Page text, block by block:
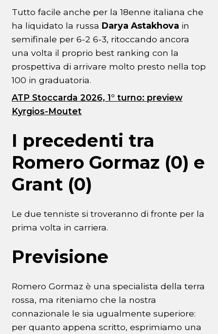
Tutto facile anche per la 18enne italiana che
ha liquidato la russa Darya Astakhova in
semifinale per 6-2 6-3, ritoccando ancora
una volta il proprio best ranking con la
prospettiva di arrivare molto presto nella top
100 in graduatoria.
ATP Stoccarda 2026, 1° turno: preview
Kyrgios-Moutet
I precedenti tra
Romero Gormaz (0) e
Grant (0)
Le due tenniste si troveranno di fronte per la
prima volta in carriera.
Previsione
Romero Gormaz è una specialista della terra
rossa, ma riteniamo che la nostra
connazionale le sia ugualmente superiore:
per quanto appena scritto, esprimiamo una